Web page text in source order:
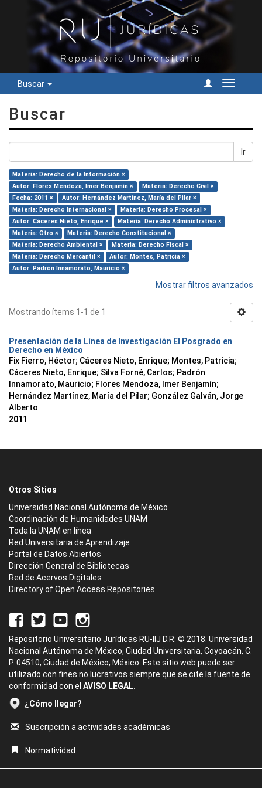
Buscar
Cambiar
Buscar
Ir
Materia: Derecho de la Información ×
Autor: Flores Mendoza, Imer Benjamín ×
Materia: Derecho Civil ×
Fecha: 2011 ×
Autor: Hernández Martínez, María del Pilar ×
Materia: Derecho Internacional ×
Materia: Derecho Procesal ×
Autor: Cáceres Nieto, Enrique ×
Materia: Derecho Administrativo ×
Materia: Otro ×
Materia: Derecho Constitucional ×
Materia: Derecho Ambiental ×
Materia: Derecho Fiscal ×
Materia: Derecho Mercantil ×
Autor: Montes, Patricia ×
Autor: Padrón Innamorato, Mauricio ×
Mostrar filtros avanzados
Mostrando ítems 1-1 de 1
Presentación de la Línea de Investigación El Posgrado en
Derecho en México
Fix Fierro, Héctor; Cáceres Nieto, Enrique; Montes, Patricia;
Cáceres Nieto, Enrique; Silva Forné, Carlos; Padrón
Innamorato, Mauricio; Flores Mendoza, Imer Benjamín;
Hernández Martínez, María del Pilar; González Galván, Jorge
Alberto
2011
Otros Sitios
Universidad Nacional Autónoma de México
Coordinación de Humanidades UNAM
Toda la UNAM en línea
Red Universitaria de Aprendizaje
Portal de Datos Abiertos
Dirección General de Bibliotecas
Red de Acervos Digitales
Directory of Open Access Repositories
Repositorio Universitario Jurídicas RU-IIJ D.R. © 2018. Universidad
Nacional Autónoma de México, Ciudad Universitaria, Coyoacán, C.
P. 04510, Ciudad de México, México. Este sitio web puede ser
utilizado con fines no lucrativos siempre que se cite la fuente de
conformidad con el AVISO LEGAL.
¿Cómo llegar?
Suscripción a actividades académicas
Normatividad